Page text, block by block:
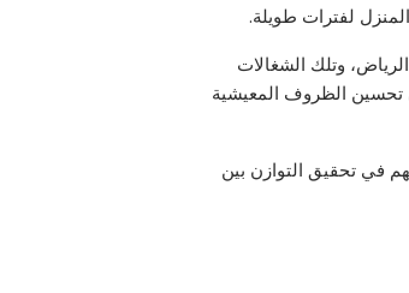
لفترات طويلة.
وتلك الشغالات
تحسين الظروف المعيشية
في تحقيق التوازن بين